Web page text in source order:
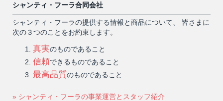
シャンティ・フーラ合同会社
シャンティ・フーラの提供する情報と商品について、 皆さまに
次の３つのことをお約束します。
真実のものであること
信頼できるものであること
最高品質のものであること
» シャンティ・フーラの事業運営とスタッフ紹介